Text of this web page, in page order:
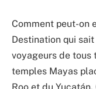
Comment peut-on
Destination qui
voyageurs de tous
temples Mayas
Roo et du